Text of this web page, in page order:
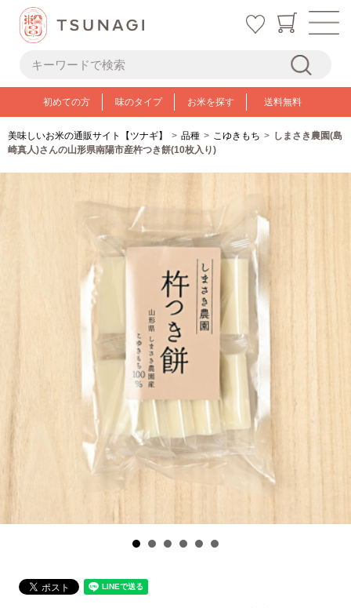
初めての方 味のタイプ お米を探す 送料無料
美味しいお米の通販サイト【ツナギ】 品種 こゆきもち
しまさき農園(島
崎真人)さんの山形県南陽市産杵つき餅(10枚入り)